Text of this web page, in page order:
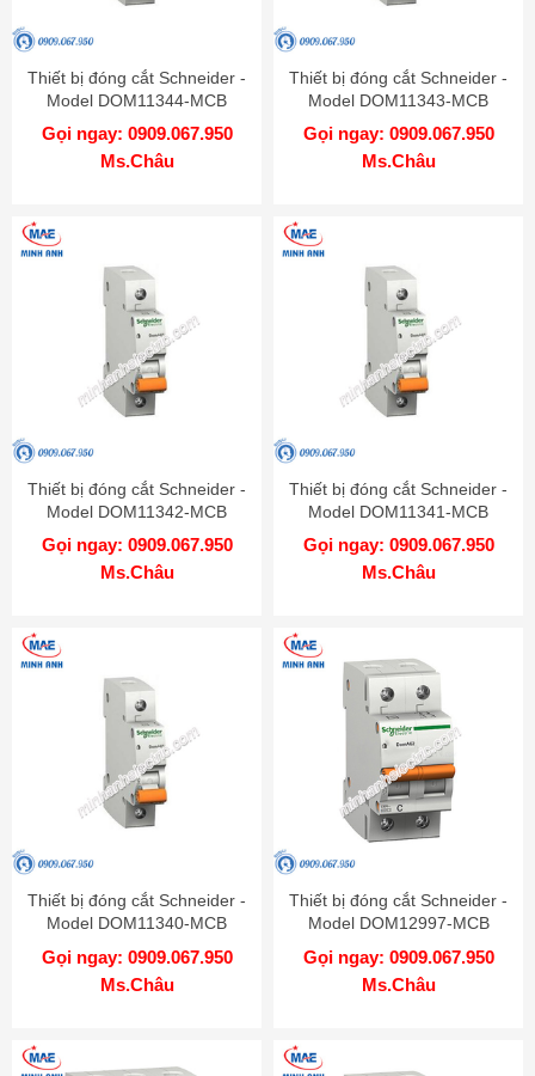
Thiết bị đóng cắt Schneider -
Model DOM11344-MCB
Gọi ngay: 0909.067.950
Ms.Châu
Thiết bị đóng cắt Schneider -
Model DOM11343-MCB
Gọi ngay: 0909.067.950
Ms.Châu
Thiết bị đóng cắt Schneider -
Model DOM11342-MCB
Gọi ngay: 0909.067.950
Ms.Châu
Thiết bị đóng cắt Schneider -
Model DOM11341-MCB
Gọi ngay: 0909.067.950
Ms.Châu
Thiết bị đóng cắt Schneider -
Model DOM11340-MCB
Gọi ngay: 0909.067.950
Ms.Châu
Thiết bị đóng cắt Schneider -
Model DOM12997-MCB
Gọi ngay: 0909.067.950
Ms.Châu